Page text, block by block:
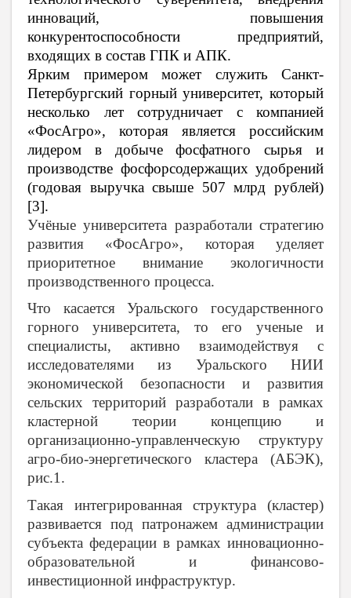
инноваций, повышения
конкурентоспособности предприятий,
входящих в состав ГПК и АПК.
Ярким примером может служить Санкт-
Петербургский горный университет, который
несколько лет сотрудничает с компанией
«ФосАгро», которая является российским
лидером в добыче фосфатного сырья и
производстве фосфорсодержащих удобрений
(годовая выручка свыше 507 млрд рублей)
[3].
Учёные университета разработали стратегию
развития «ФосАгро», которая уделяет
приоритетное внимание экологичности
производственного процесса.
Что касается Уральского государственного
горного университета, то его ученые и
специалисты, активно взаимодействуя с
исследователями из Уральского НИИ
экономической безопасности и развития
сельских территорий разработали в рамках
кластерной теории концепцию и
организационно-управленческую структуру
агро-био-энергетического кластера (АБЭК),
рис.1.
Такая интегрированная структура (кластер)
развивается под патронажем администрации
субъекта федерации в рамках инновационно-
образовательной и финансово-
инвестиционной инфраструктур.